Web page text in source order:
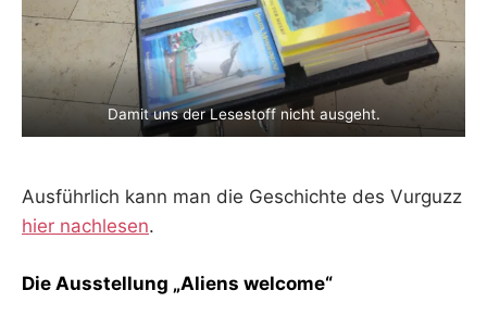
Damit uns der Lesestoff nicht ausgeht.
Ausführlich kann man die Geschichte des Vurguzz
hier nachlesen.
Die Ausstellung „Aliens welcome“